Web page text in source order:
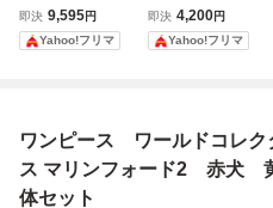
フォード 黄猿 青
雉 赤犬 ワーコレ
ワールドコレクタ
即決 9,595円
Yahoo!フリマ
ライフ黄猿赤犬青
雉3種セット&ワー
ルドコレクタブル
VSシャンクス
即決 4,200円
Yahoo!フリマ
ワンピース ワールドコレ
ス マリンフォード2 赤
体セット